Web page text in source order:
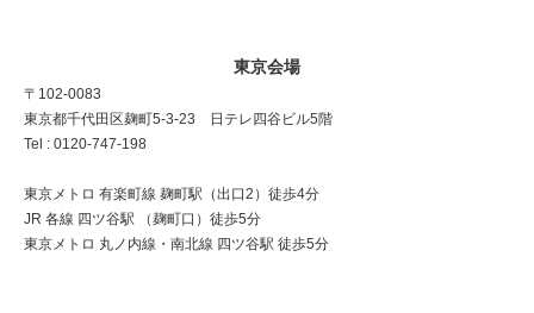
東京会場
〒102-0083
東京都千代田区麹町5-3-23 日テレ四谷ビル5階
Tel : 0120-747-198
東京メトロ 有楽町線 麹町駅（出口2）徒歩4分
JR 各線 四ツ谷駅 （麹町口）徒歩5分
東京メトロ 丸ノ内線・南北線 四ツ谷駅 徒歩5分